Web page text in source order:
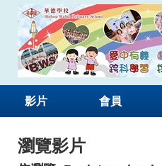
影片 會員
瀏覽影片